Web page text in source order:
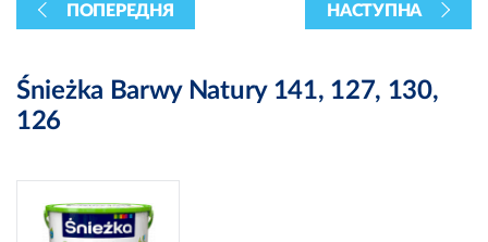
ПОПЕРЕДНЯ НАСТУПНА
Śnieżka Barwy Natury 141, 127, 130,
126